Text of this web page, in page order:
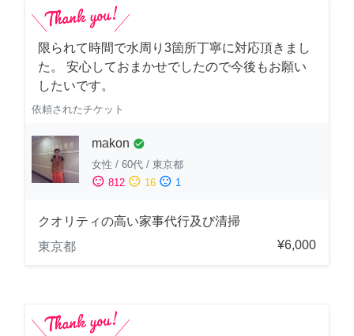
限られて時間で水周り3箇所丁寧に対応頂きまし
た。 安心しておまかせでしたので今後もお願い
したいです。
依頼されたチケット
makon check_circle
女性 / 60代 / 東京都
sentiment_satisfied 812 sentiment_neutral 16 sentiment_dissatisfied 1
クオリティの高い家事代行及び清掃
東京都
¥6,000